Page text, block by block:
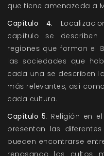
que tiene amenazada a
Capítulo 4.
capítulo se describen
regiones que forman el
las sociedades que
cada una se describen
más relevantes, así
cada cultura.
Capítulo 5. Religión en
presentan las
pueden encontrarse
repasando los cultos